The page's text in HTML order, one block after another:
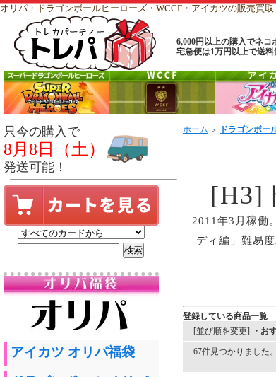
オリパ・ドラゴンボールヒーローズ・WCCF・アイカツの販売買
6,000円以上の購入でネコ
宅急便は1万円以上で送料
只今の購入で
8月8日（土）
発送可能！
アイカツ オリパ福袋
ホーム ＞ ドラゴンボー
[H3]
2011年3月稼働
ディ編」難易
登録している商品一覧
[並び順を変更]
・お
67件見つかりました